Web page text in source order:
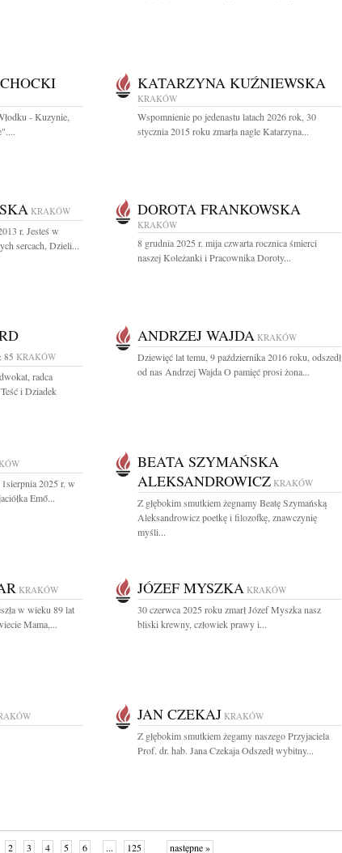
- Kuzynie,
KATARZYNA KUŹNIEWSKA
KRAKÓW
Wspomnienie po jedenastu latach 2026 rok, 30
stycznia 2015 roku zmarła nagle Katarzyna...
KRAKÓW
r. Jesteś w
sercach, Dzieli...
DOROTA FRANKOWSKA
KRAKÓW
8 grudnia 2025 r. mija czwarta rocznica śmierci
naszej Koleżanki i Pracownika Doroty...
85 KRAKÓW
radca
i Dziadek
ANDRZEJ WAJDA KRAKÓW
Dziewięć lat temu, 9 października 2016 roku, odszedł
od nas Andrzej Wajda O pamięć prosi żona...
2025 r. w
Emő...
BEATA SZYMAŃSKA
ALEKSANDROWICZ KRAKÓW
Z głębokim smutkiem żegnamy Beatę Szymańską
Aleksandrowicz poetkę i filozofkę, znawczynię
myśli...
KRAKÓW
w wieku 89 lat
Mama,...
JÓZEF MYSZKA KRAKÓW
30 czerwca 2025 roku zmarł Józef Myszka nasz
bliski krewny, człowiek prawy i...
JAN CZEKAJ KRAKÓW
Z głębokim smutkiem żegamy naszego Przyjaciela
Prof. dr. hab. Jana Czekaja Odszedł wybitny...
2 3 4 5 6 ... 125 następne »